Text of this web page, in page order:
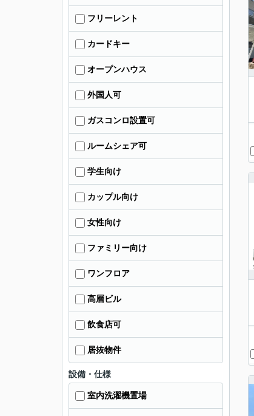
フリーレント
カードキー
オープンハウス
外国人可
ガスコンロ設置可
ルームシェア可
学生向け
カップル向け
女性向け
ファミリー向け
ワンフロア
高層ビル
飲食店可
居抜物件
設備・仕様
室内洗濯機置場